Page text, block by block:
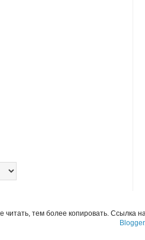
тем более копировать. Ссылка
Blogger